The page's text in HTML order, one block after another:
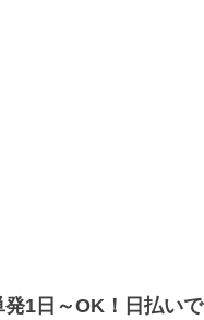
発1日～OK！日払い